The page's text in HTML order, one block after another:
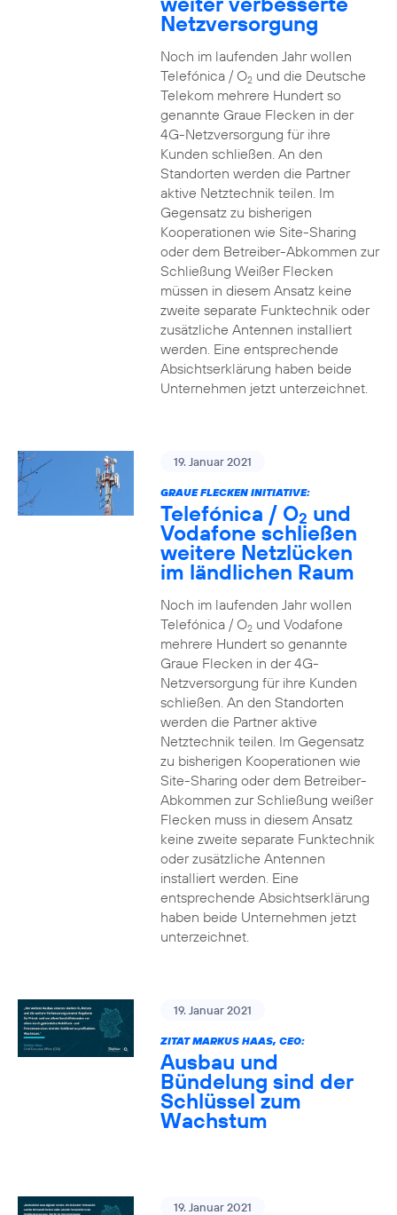
Netzversorgung
Noch im laufenden Jahr wollen
Telefónica / O2und die Deutsche
Telekom mehrere Hundert so
genannte Graue Flecken in der
4G-Netzversorgung für ihre
Kunden schließen. An den
Standorten werden die Partner
aktive Netztechnik teilen. Im
Gegensatz zu bisherigen
Kooperationen wie Site-Sharing
oder dem Betreiber-Abkommen zur
Schließung Weißer Flecken
müssen in diesem Ansatz keine
zweite separate Funktechnik oder
zusätzliche Antennen installiert
werden. Eine entsprechende
Absichtserklärung haben beide
Unternehmen jetzt unterzeichnet.
19. Januar 2021
GRAUE FLECKEN INITIATIVE:
Telefónica / O2 und
Vodafone schließen
weitere Netzlücken
im ländlichen Raum
Noch im laufenden Jahr wollen
Telefónica / O2und Vodafone
mehrere Hundert so genannte
Graue Flecken in der 4G-
Netzversorgung für ihre Kunden
schließen. An den Standorten
werden die Partner aktive
Netztechnik teilen. Im Gegensatz
zu bisherigen Kooperationen wie
Site-Sharing oder dem Betreiber-
Abkommen zur Schließung weißer
Flecken muss in diesem Ansatz
keine zweite separate Funktechnik
oder zusätzliche Antennen
installiert werden. Eine
entsprechende Absichtserklärung
haben beide Unternehmen jetzt
unterzeichnet.
19. Januar 2021
ZITAT MARKUS HAAS, CEO:
Ausbau und
Bündelung sind der
Schlüssel zum
Wachstum
19. Januar 2021